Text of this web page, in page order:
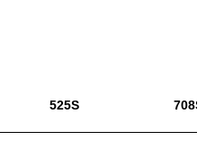
525S 708S